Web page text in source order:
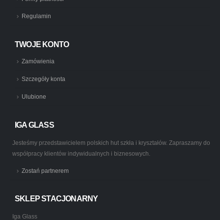
Regulamin
TWOJE KONTO
Zamówienia
Szczegóły konta
Ulubione
IGA GLASS
Jesteśmy przedstawicielem polskich hut szkła i kryształów. Zapraszamy do
współpracy klientów indywidualnych i biznesowych.
Zostań partnerem
SKLEP STACJONARNY
Iga Glass